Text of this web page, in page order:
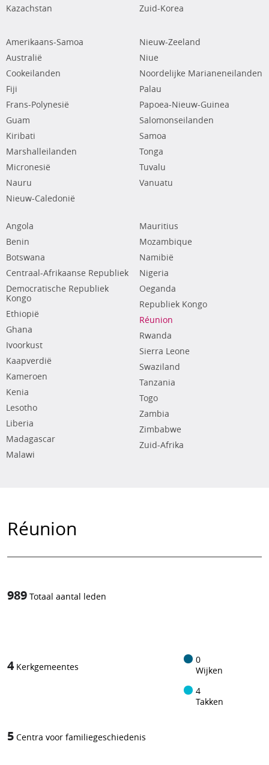
Kazachstan
Zuid-Korea
Amerikaans-Samoa
Australië
Cookeilanden
Fiji
Frans-Polynesië
Guam
Kiribati
Marshalleilanden
Micronesië
Nauru
Nieuw-Caledonië
Nieuw-Zeeland
Niue
Noordelijke Marianeneilanden
Palau
Papoea-Nieuw-Guinea
Salomonseilanden
Samoa
Tonga
Tuvalu
Vanuatu
Angola
Benin
Botswana
Centraal-Afrikaanse Republiek
Democratische Republiek
Kongo
Ethiopië
Ghana
Ivoorkust
Kaapverdië
Kameroen
Kenia
Lesotho
Liberia
Madagascar
Malawi
Mauritius
Mozambique
Namibië
Nigeria
Oeganda
Republiek Kongo
Réunion
Rwanda
Sierra Leone
Swaziland
Tanzania
Togo
Zambia
Zimbabwe
Zuid-Afrika
Réunion
989 Totaal aantal leden
4 Kerkgemeentes
0
Wijken
4
Takken
5 Centra voor familiegeschiedenis